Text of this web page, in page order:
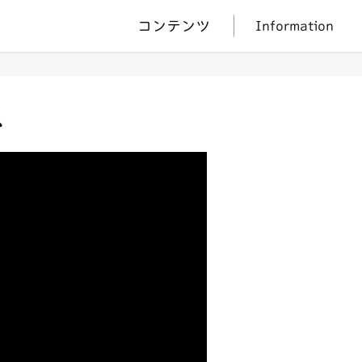
コンテンツ Information